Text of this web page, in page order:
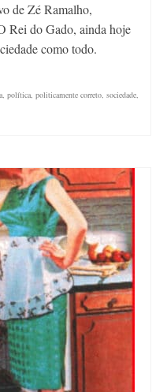
de Zé Ramalho,
Rei do Gado, ainda hoje
como todo.
, política, politicamente correto, sociedade,